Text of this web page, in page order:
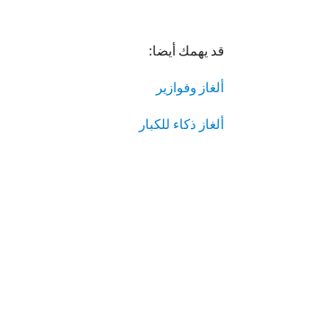
قد يهمك أيضا:
ألغاز وفوازير
ألغاز ذكاء للكبار